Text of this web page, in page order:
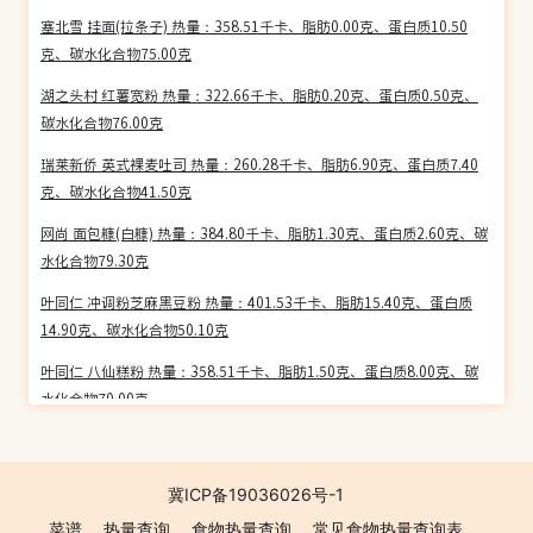
塞北雪 挂面(拉条子) 热量：358.51千卡、脂肪0.00克、蛋白质10.50
克、碳水化合物75.00克
湖之头村 红薯宽粉 热量：322.66千卡、脂肪0.20克、蛋白质0.50克、
碳水化合物76.00克
瑞莱新侨 英式裸麦吐司 热量：260.28千卡、脂肪6.90克、蛋白质7.40
克、碳水化合物41.50克
网尚 面包糠(白糠) 热量：384.80千卡、脂肪1.30克、蛋白质2.60克、碳
水化合物79.30克
叶同仁 冲调粉芝麻黑豆粉 热量：401.53千卡、脂肪15.40克、蛋白质
14.90克、碳水化合物50.10克
叶同仁 八仙糕粉 热量：358.51千卡、脂肪1.50克、蛋白质8.00克、碳
水化合物70.00克
质8.70克、碳水化合物76.10克
罗森 黄金乳酪厚片吐司 热量：314.05千卡、脂肪10.90克、蛋白质6.80
冀ICP备19036026号-1